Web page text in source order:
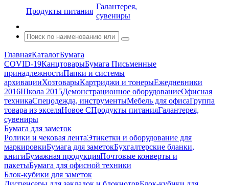
Продукты питания
Галантерея,
сувениры
ГлавнаяКаталогБумага
COVID-19КанцтоварыБумага Письменные
принадлежностиПапки и системы
архивацииХозтоварыКартриджи и тонерыЕжедневники
2016Школа 2015Демонстрационное оборудованиеОфисная
техникаСпецодежда, инструментыМебель для офисаГруппа
товара из экселяНовое СПродукты питанияГалантерея,
сувениры
Бумага для заметок
Ролики и чековая лентаЭтикетки и оборудование для
маркировкиБумага для заметокБухгалтерские бланки,
книгиБумажная продукцияПочтовые конверты и
пакетыБумага для офисной техники
Блок-кубики для заметок